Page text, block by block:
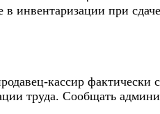
в инвентаризации при
кассир фактически
труда. Сообщать